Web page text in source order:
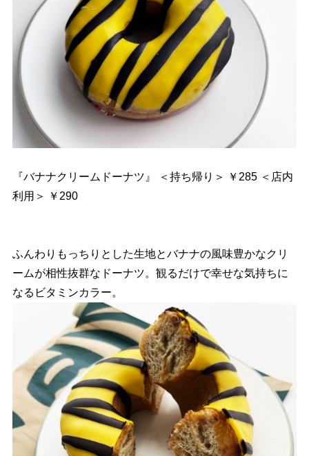
『バナナクリームドーナツ』 ＜持ち帰り＞ ￥285 ＜店内
利用＞ ￥290
ふんわりもっちりとした生地とバナナの風味豊かなクリ
ームが相性抜群なドーナツ。観るだけで幸せな気持ちに
なるビタミンカラー。